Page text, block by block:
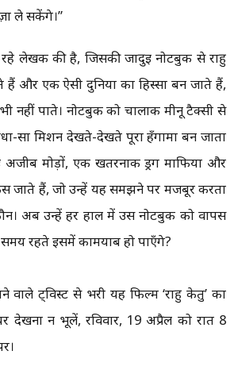
ले सकेंगे।”
लेखक की है, जिसकी जादुई नोटबुक से राहु
और एक ऐसी दुनिया का हिस्सा बन जाते हैं,
नहीं पाते। नोटबुक को चालाक मीनू टैक्सी से
सा मिशन देखते-देखते पूरा हँगामा बन जाता
मोड़ों, एक खतरनाक ड्रग माफिया और
जाते हैं, जो उन्हें यह समझने पर मजबूर करता
अब उन्हें हर हाल में उस नोटबुक को वापस
रहते इसमें कामयाब हो पाएँगे?
वाले ट्विस्ट से भरी यह फिल्म ‘राहु केतु’ का
देखना न भूलें, रविवार, 19 अप्रैल को रात 8